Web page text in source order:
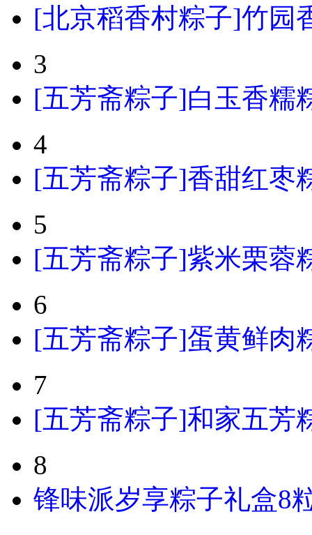
[北京稻香村粽子]竹园
3
[五芳斋粽子]白玉香糯
4
[五芳斋粽子]香甜红枣
5
[五芳斋粽子]紫米栗蓉
6
[五芳斋粽子]蛋黄鲜肉
7
[五芳斋粽子]和家五芳
8
锋味派岁享粽子礼盒8